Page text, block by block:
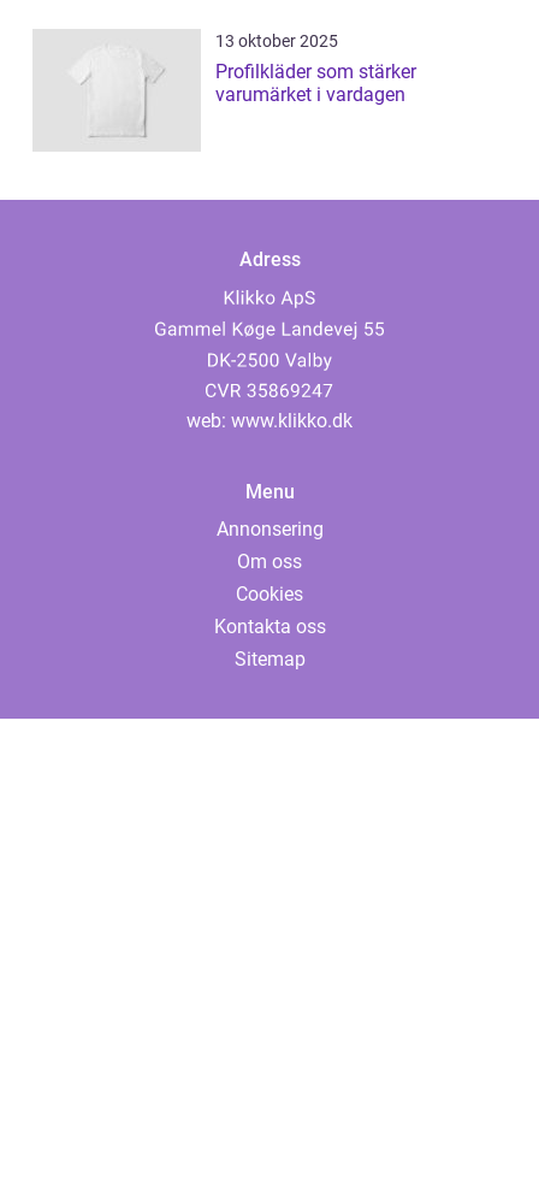
13 oktober 2025
Profilkläder som stärker
varumärket i vardagen
Adress
web: www.klikko.dk
Menu
Annonsering
Om oss
Cookies
Kontakta oss
Sitemap